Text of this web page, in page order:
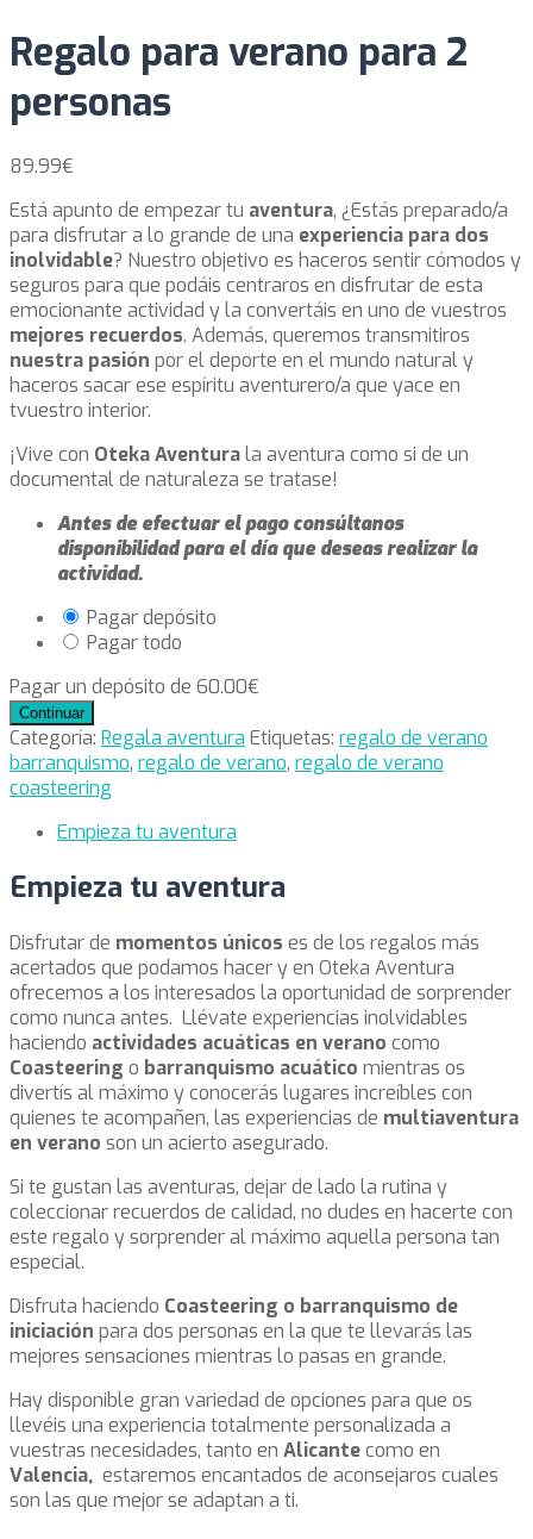
Regalo para verano para 2
personas
89.99€
Está apunto de empezar tu aventura, ¿Estás preparado/a
para disfrutar a lo grande de una experiencia para dos
inolvidable? Nuestro objetivo es haceros sentir cómodos y
seguros para que podáis centraros en disfrutar de esta
emocionante actividad y la convertáis en uno de vuestros
mejores recuerdos. Además, queremos transmitiros
nuestra pasión por el deporte en el mundo natural y
haceros sacar ese espíritu aventurero/a que yace en
tvuestro interior.
¡Vive con Oteka Aventurala aventura como si de un
documental de naturaleza se tratase!
Antes de efectuar el pago consúltanos
disponibilidad para el día que deseas realizar la
actividad.
Pagar depósito
Pagar todo
Pagar un depósito de 60.00€
Regalo
para
verano
para
personas
Continuar
Categoría: Regala aventura Etiquetas: regalo de verano
barranquismo, regalo de verano, regalo de verano
coasteering
Empieza tu aventura
Empieza tu aventura
Disfrutar de momentos únicos es de los regalos más
acertados que podamos hacer y en Oteka Aventura
ofrecemos a los interesados la oportunidad de sorprender
como nunca antes. Llévate experiencias inolvidables
haciendo actividades acuáticas en verano como
Coasteering o barranquismo acuático mientras os
divertís al máximo y conocerás lugares increíbles con
quienes te acompañen, las experiencias de multiaventura
en verano son un acierto asegurado.
Si te gustan las aventuras, dejar de lado la rutina y
coleccionar recuerdos de calidad, no dudes en hacerte con
este regalo y sorprender al máximo aquella persona tan
especial.
Disfruta haciendo Coasteering o barranquismo de
iniciación para dos personas en la que te llevarás las
mejores sensaciones mientras lo pasas en grande.
Hay disponible gran variedad de opciones para que os
llevéis una experiencia totalmente personalizada a
vuestras necesidades, tanto en Alicantecomo en
Valencia, estaremos encantados de aconsejaros cuales
son las que mejor se adaptan a ti.